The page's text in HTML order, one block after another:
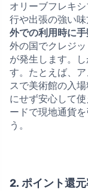
オリーブフレキ
行や出張の強い味
外での利用時に
外の国でクレジ
が発生します。
す。たとえば、
スで美術館の入
にせず安心して使
ードで現地通貨
う。
2. ポイント還